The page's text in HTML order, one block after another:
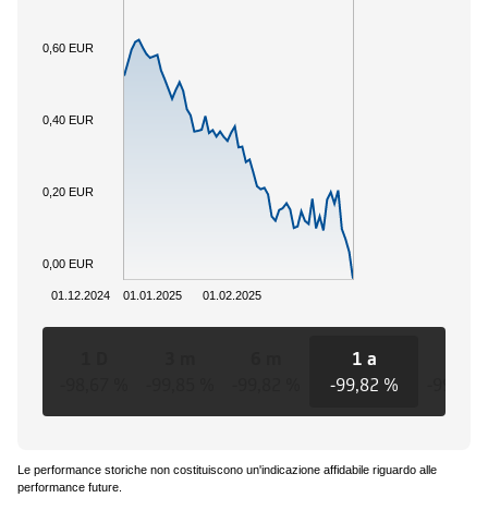
01.01.2025 01.02.2025
01.12.2024
0,00 EUR
0,20 EUR
0,40 EUR
0,60 EUR
1 a
-99,82 %
Le performance storiche non costituiscono un'indicazione affidabile riguardo alle
performance future.